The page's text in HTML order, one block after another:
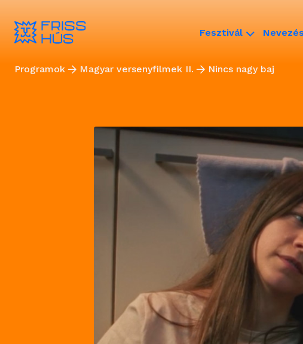
Fesztivál Nevezés
Programok Magyar versenyfilmek II. Nincs nagy baj